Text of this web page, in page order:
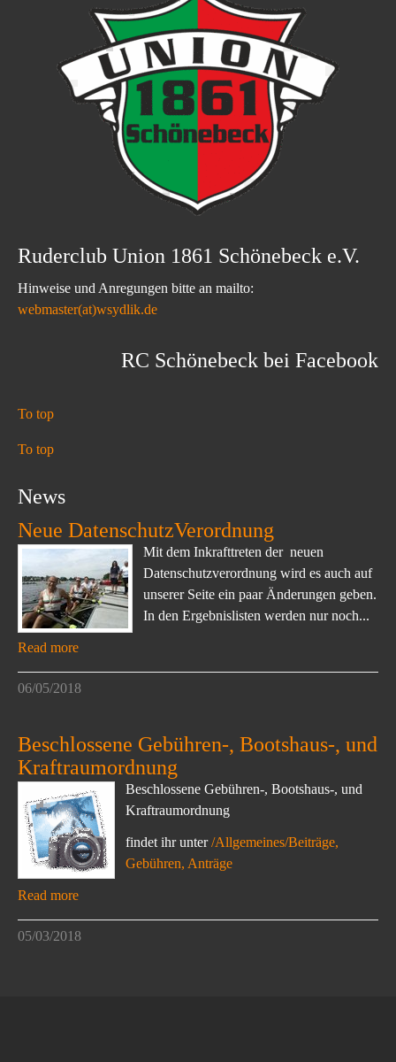
Ruderclub Union 1861 Schönebeck e.V.
Hinweise und Anregungen bitte an mailto:
webmaster(at)wsydlik.de
RC Schönebeck bei Facebook
To top
To top
News
Neue DatenschutzVerordnung
Mit dem Inkrafttreten der neuen
Datenschutzverordnung wird es auch auf
unserer Seite ein paar Änderungen geben.
In den Ergebnislisten werden nur noch...
Read more
06/05/2018
Beschlossene Gebühren-, Bootshaus-, und
Kraftraumordnung
Beschlossene Gebühren-, Bootshaus-, und
Kraftraumordnung
findet ihr unter/Allgemeines/Beiträge,
Gebühren, Anträge
Read more
05/03/2018